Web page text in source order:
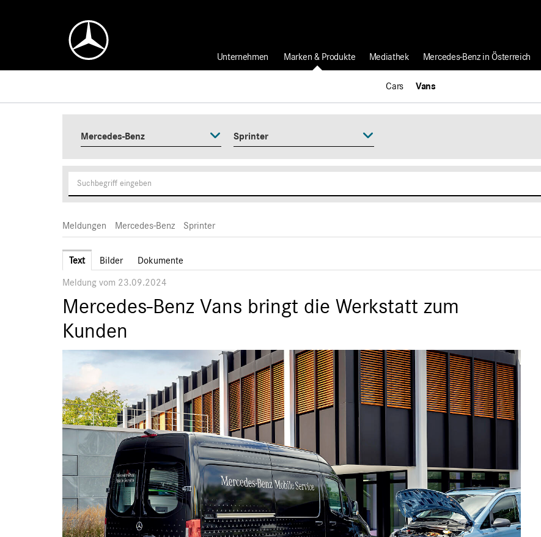
Unternehmen Marken & Produkte
Cars Vans
Mercedes-Benz Sprinter
Mediathek Mercedes-Benz in Österreich
Meldungen Mercedes-Benz Sprinter
Text Bilder Dokumente
Meldung vom 23.09.2024
Mercedes-Benz Vans bringt die Werkstatt zum
Kunden